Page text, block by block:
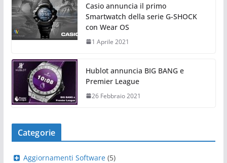
Casio annuncia il primo
Smartwatch della serie G-SHOCK
con Wear OS
1 Aprile 2021
Hublot annuncia BIG BANG e
Premier League
26 Febbraio 2021
Categorie
Aggiornamenti Software (5)